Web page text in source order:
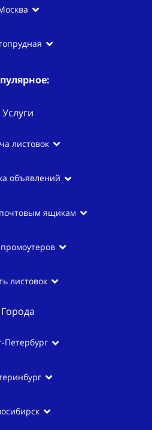
Услуги
листовок
объявлений
ящикам
листовок
Города
Петербург